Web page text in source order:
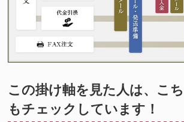
この掛け軸を見た人は、こ
もチェックしています！